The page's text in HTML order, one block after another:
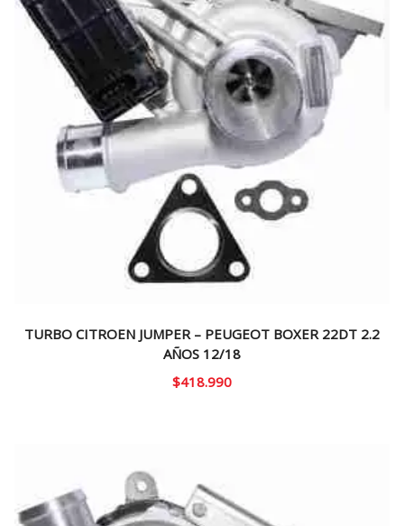
TURBO CITROEN JUMPER – PEUGEOT BOXER 22DT 2.2
AÑOS 12/18
$418.990